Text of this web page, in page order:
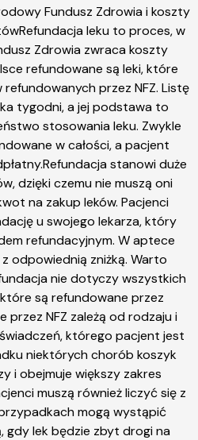
Fundusz Zdrowia i koszty
leku to proces, w
Zdrowia zwraca koszty
refundowane są leki, które
refundowanych przez NFZ. Listę
tygodni, a jej podstawa to
stosowania leku. Zwykle
w całości, a pacjent
stanowi duże
dzięki czemu nie muszą oni
na zakup leków. Pacjenci
u swojego lekarza, który
refundacyjnym. W aptece
odpowiednią zniżką. Warto
nie dotyczy wszystkich
są refundowane przez
przez NFZ zależą od rodzaju i
którego pacjent jest
niektórych chorób koszyk
i obejmuje większy zakres
muszą również liczyć się z
mogą wystąpić
gdy lek będzie zbyt drogi na